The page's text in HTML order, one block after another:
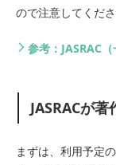
ので注意してくださ
参考：JASRAC
JASRACが
まずは、利用予定